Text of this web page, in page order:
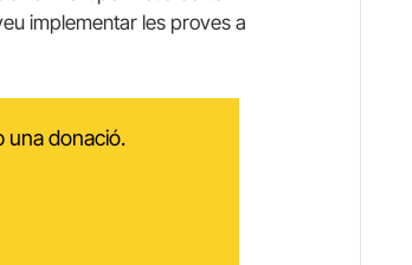
implementar les proves a
una donació.